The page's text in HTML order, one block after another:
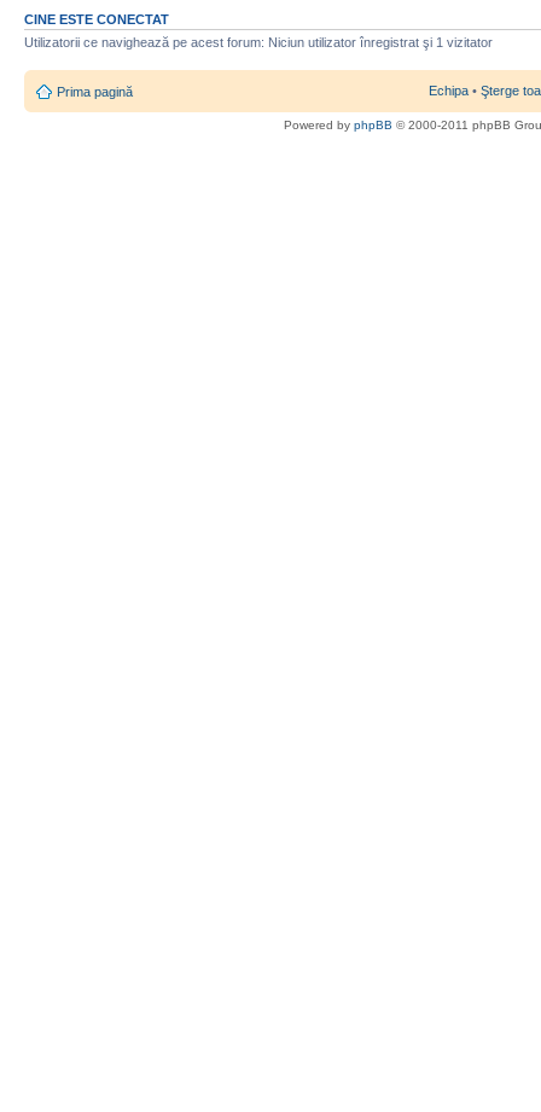
CINE ESTE CONECTAT
Utilizatorii ce navighează pe acest forum: Niciun utilizator înregistrat şi 1 vizitator
Prima pagină Echipa • Şterge
Powered by phpBB © 2000-2011 phpBB